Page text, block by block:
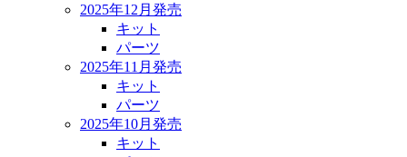
2025年12月発売
キット
パーツ
2025年11月発売
キット
パーツ
2025年10月発売
キット